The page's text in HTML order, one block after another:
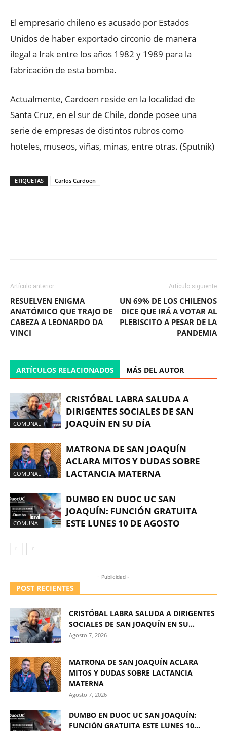
El empresario chileno es acusado por Estados
Unidos de haber exportado circonio de manera
ilegal a Irak entre los años 1982 y 1989 para la
fabricación de esta bomba.
Actualmente, Cardoen reside en la localidad de
Santa Cruz, en el sur de Chile, donde posee una
serie de empresas de distintos rubros como
hoteles, museos, viñas, minas, entre otras. (Sputnik)
ETIQUETAS Carlos Cardoen
Artículo anterior
RESUELVEN ENIGMA
ANATÓMICO QUE TRAJO DE
CABEZA A LEONARDO DA
VINCI
Artículo siguiente
UN 69% DE LOS CHILENOS
DICE QUE IRÁ A VOTAR AL
PLEBISCITO A PESAR DE LA
PANDEMIA
ARTÍCULOS RELACIONADOS MÁS DEL AUTOR
COMUNAL
CRISTÓBAL LABRA SALUDA A
DIRIGENTES SOCIALES DE SAN
JOAQUÍN EN SU DÍA
COMUNAL
MATRONA DE SAN JOAQUÍN
ACLARA MITOS Y DUDAS SOBRE
LACTANCIA MATERNA
COMUNAL
DUMBO EN DUOC UC SAN
JOAQUÍN: FUNCIÓN GRATUITA
ESTE LUNES 10 DE AGOSTO
- Publicidad -
POST RECIENTES
CRISTÓBAL LABRA SALUDA A DIRIGENTES
SOCIALES DE SAN JOAQUÍN EN SU...
Agosto 7, 2026
MATRONA DE SAN JOAQUÍN ACLARA
MITOS Y DUDAS SOBRE LACTANCIA
MATERNA
Agosto 7, 2026
DUMBO EN DUOC UC SAN JOAQUÍN:
FUNCIÓN GRATUITA ESTE LUNES 10...